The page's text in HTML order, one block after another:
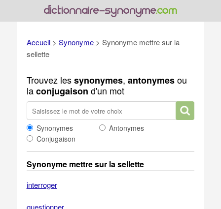
Accueil > Synonyme > Synonyme mettre sur la
sellette
Trouvez lessynonymes, antonymesou
laconjugaison d'un mot
Synonymes
Antonymes
Conjugaison
Synonyme mettre sur la sellette
interroger
questionner